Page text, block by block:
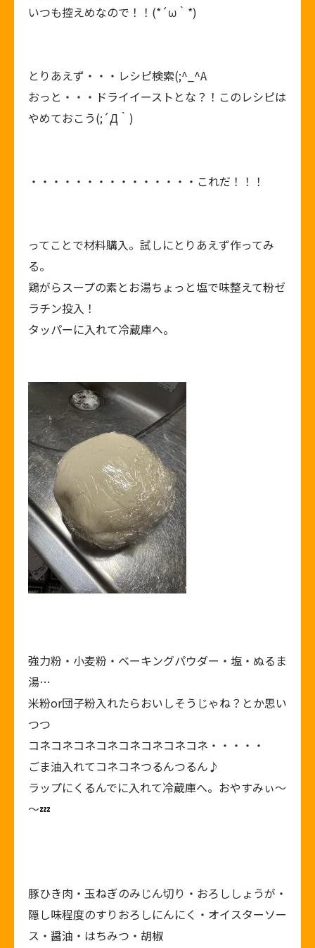
いつも控えめなので！！(*´ω｀*)
とりあえず・・・レシピ検索(;^_^A
おっと・・・ドライイーストとな？！このレシピは
やめておこう(;´Д｀)
・・・・・・・・・・・・・・・これだ！！！
ってことで材料購入。試しにとりあえず作ってみ
る。
鶏がらスープの素とお湯ちょっと塩で味整えて粉ゼ
ラチン投入！
タッパーに入れて冷蔵庫へ。
強力粉・小麦粉・ベーキングパウダー・塩・ぬるま
湯…
米粉or団子粉入れたらおいしそうじゃね？とか思い
つつ
コネコネコネコネコネコネコネコネ・・・・・
ごま油入れてコネコネつるんつるん♪
ラップにくるんでに入れて冷蔵庫へ。おやすみぃ～
～💤
豚ひき肉・玉ねぎのみじん切り・おろししょうが・
隠し味程度のすりおろしにんにく・オイスターソー
ス・醤油・はちみつ・胡椒